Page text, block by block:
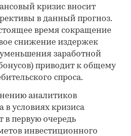
кризис вносит
в данный прогноз.
время сокращение
снижение издержек
заработной
приводит к общему
спроса.
аналитиков
условиях кризиса
в первую очередь
инвестиционного